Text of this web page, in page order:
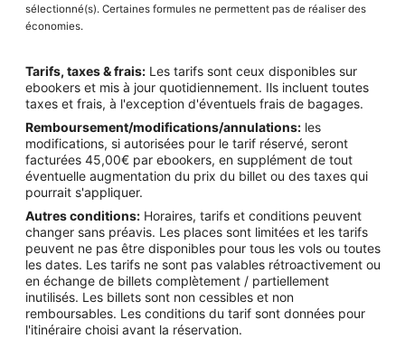
sélectionné(s). Certaines formules ne permettent pas de réaliser des
économies.
Tarifs, taxes & frais: Les tarifs sont ceux disponibles sur
ebookers et mis à jour quotidiennement. Ils incluent toutes
taxes et frais, à l'exception d'éventuels frais de bagages.
Remboursement/modifications/annulations: les
modifications, si autorisées pour le tarif réservé, seront
facturées 45,00€ par ebookers, en supplément de tout
éventuelle augmentation du prix du billet ou des taxes qui
pourrait s'appliquer.
Autres conditions: Horaires, tarifs et conditions peuvent
changer sans préavis. Les places sont limitées et les tarifs
peuvent ne pas être disponibles pour tous les vols ou toutes
les dates. Les tarifs ne sont pas valables rétroactivement ou
en échange de billets complètement / partiellement
inutilisés. Les billets sont non cessibles et non
remboursables. Les conditions du tarif sont données pour
l'itinéraire choisi avant la réservation.